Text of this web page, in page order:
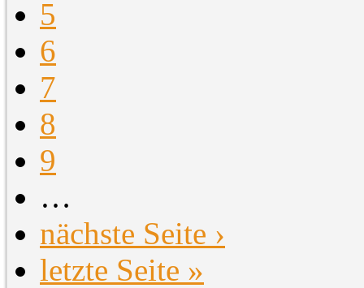
5
6
7
8
9
…
nächste Seite ›
letzte Seite »